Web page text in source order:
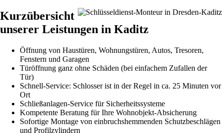
Kurzübersicht
unserer Leistungen in Kaditz
Öffnung von Haustüren, Wohnungstüren, Autos, Tresoren,
Fenstern und Garagen
Türöffnung ganz ohne Schäden (bei einfachem Zufallen der
Tür)
Schnell-Service: Schlosser ist in der Regel in ca. 25 Minuten vor
Ort
Schließanlagen-Service für Sicherheitssysteme
Kompetente Beratung für Ihre Wohnobjekt-Absicherung
Sofortige Montage von einbruchshemmenden Schutzbeschlägen
und Profilzylindern